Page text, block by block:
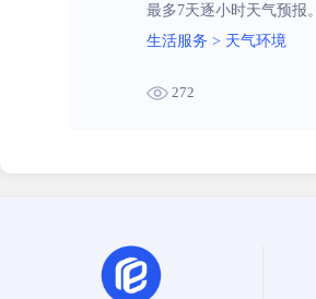
最多7天逐小时天气预报。
生活服务 > 天气环境
272